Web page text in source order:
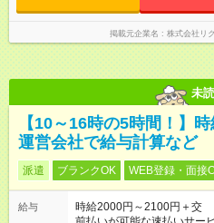
掲載元企業名 株式会社リ
未読
【10～16時の5時間！】
運営会社で給与計算など
派遣 ブランクOK WEB登録・面接
給与
時給2000円～2100円＋交